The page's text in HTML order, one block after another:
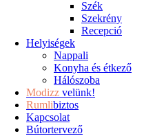
Szék
Szekrény
Recepció
Helyiségek
Nappali
Konyha és étkező
Hálószoba
Modizz velünk!
Rumlibiztos
Kapcsolat
Bútortervező